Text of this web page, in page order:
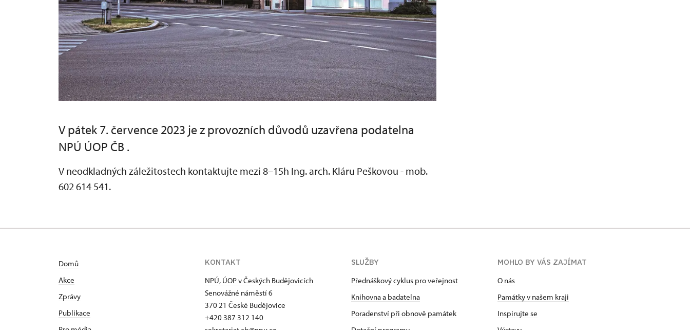
V pátek 7. července 2023 je z provozních důvodů uzavřena podatelna
NPÚ ÚOP ČB .
V neodkladných záležitostech kontaktujte mezi 8–15h Ing. arch. Kláru Peškovou - mob.
602 614 541.
Domů
Akce
Zprávy
Publikace
KONTAKT
NPÚ, ÚOP v Českých Budějovicích
Senovážné náměstí 6
370 21 České Budějovice
+420 387 312 140
SLUŽBY
Přednáškový cyklus pro veřejnost
Knihovna a badatelna
Poradenství při obnově památek
MOHLO BY VÁS ZAJÍMAT
O nás
Památky v našem kraji
Inspirujte se